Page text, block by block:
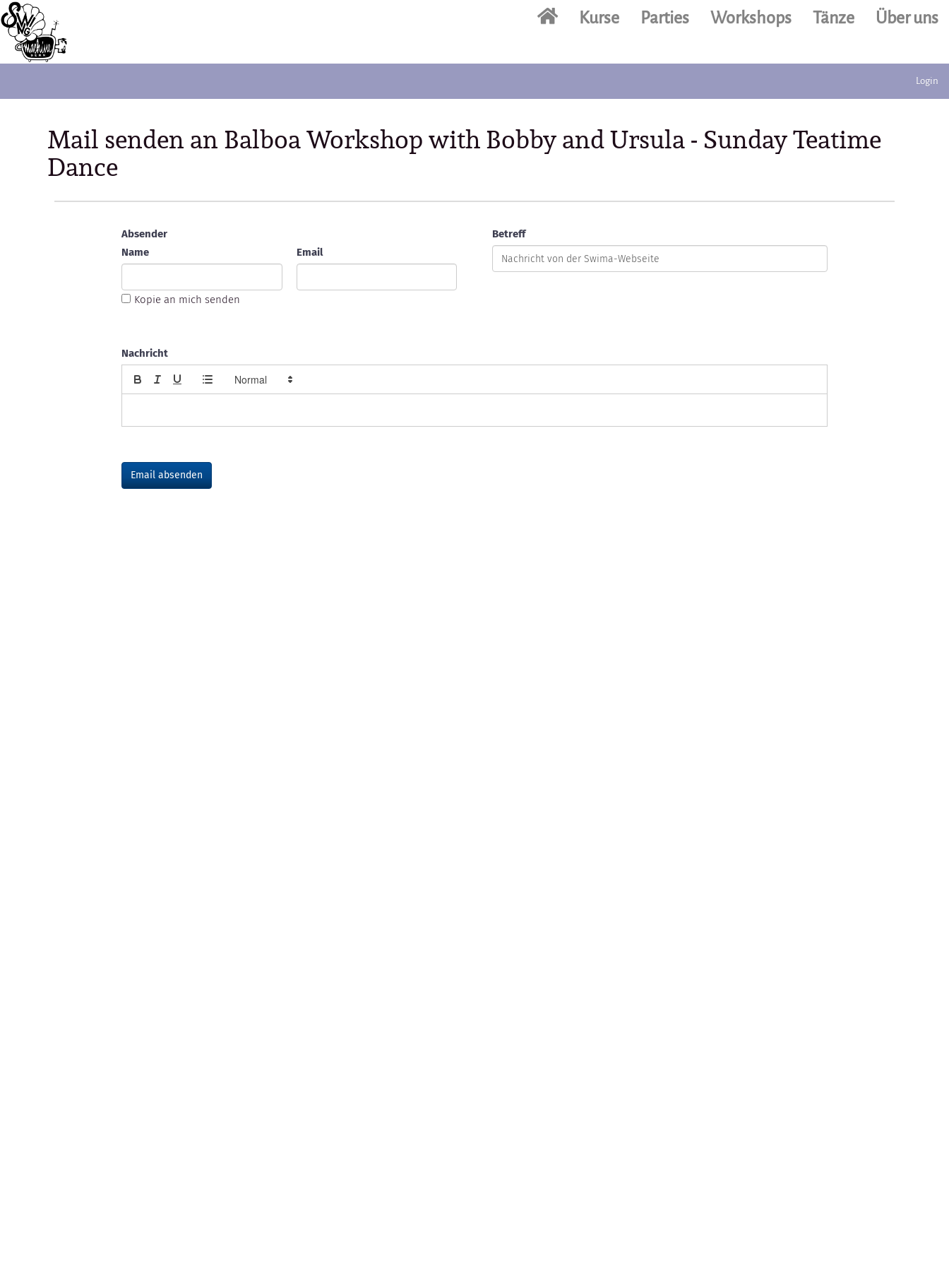
Kurse Parties Workshops Tänze Über uns
Login
Mail senden an Balboa Workshop with Bobby and Ursula - Sunday Teatime
Dance
Absender
Name
Email
Kopie an mich senden
Betreff
Nachricht